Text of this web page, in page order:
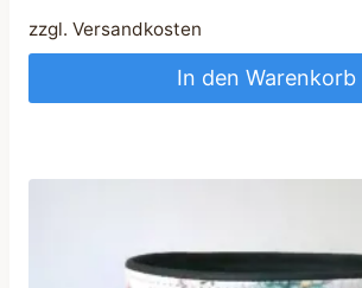
zzgl. Versandkosten
In den Warenkorb